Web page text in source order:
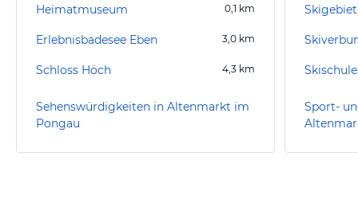
Heimatmuseum 0,1 km
Erlebnisbadesee Eben 3,0 km
Schloss Höch 4,3 km
Sehenswürdigkeiten in Altenmarkt im
Pongau
Sport-